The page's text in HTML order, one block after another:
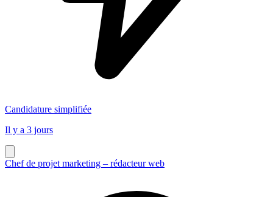
Candidature simplifiée
Il y a 3 jours
Chef de projet marketing – rédacteur web